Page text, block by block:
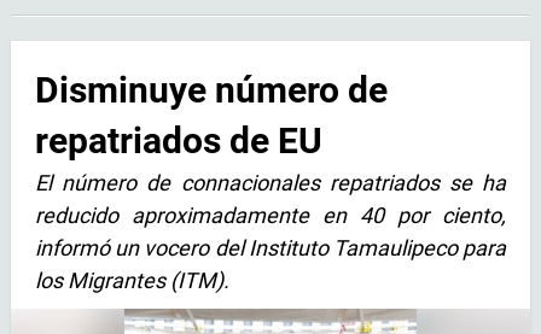
Disminuye número de
repatriados de EU
El número de connacionales repatriados se ha
reducido aproximadamente en 40 por ciento,
informó un vocero del Instituto Tamaulipeco para
los Migrantes (ITM).